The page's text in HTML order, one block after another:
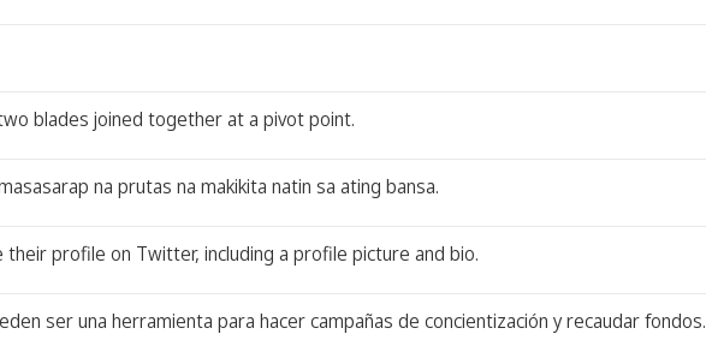
blades joined together at a pivot point.
na prutas na makikita natin sa ating bansa.
profile on Twitter, including a profile picture and bio.
ser una herramienta para hacer campañas de concientización y recaudar fondos.